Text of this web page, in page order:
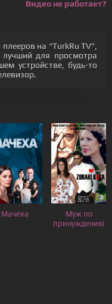
Видео не работает?
на “TurkRu TV”,
для просмотра
устройстве, будь-то
Мачеха
Муж по
принуждению